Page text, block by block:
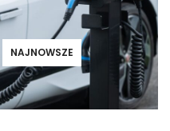
NAJNOWSZE